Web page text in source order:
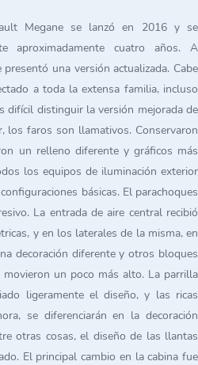
Megane se lanzó en 2016 y se
aproximadamente cuatro años. A
una versión actualizada. Cabe
a toda la extensa familia, incluso
difícil distinguir la versión mejorada de
los faros son llamativos. Conservaron
un relleno diferente y gráficos más
los equipos de iluminación exterior
básicas. El parachoques
La entrada de aire central recibió
y en los laterales de la misma, en
decoración diferente y otros bloques
un poco más alto. La parrilla
ligeramente el diseño, y las ricas
se diferenciarán en la decoración
otras cosas, el diseño de las llantas
El principal cambio en la cabina fue